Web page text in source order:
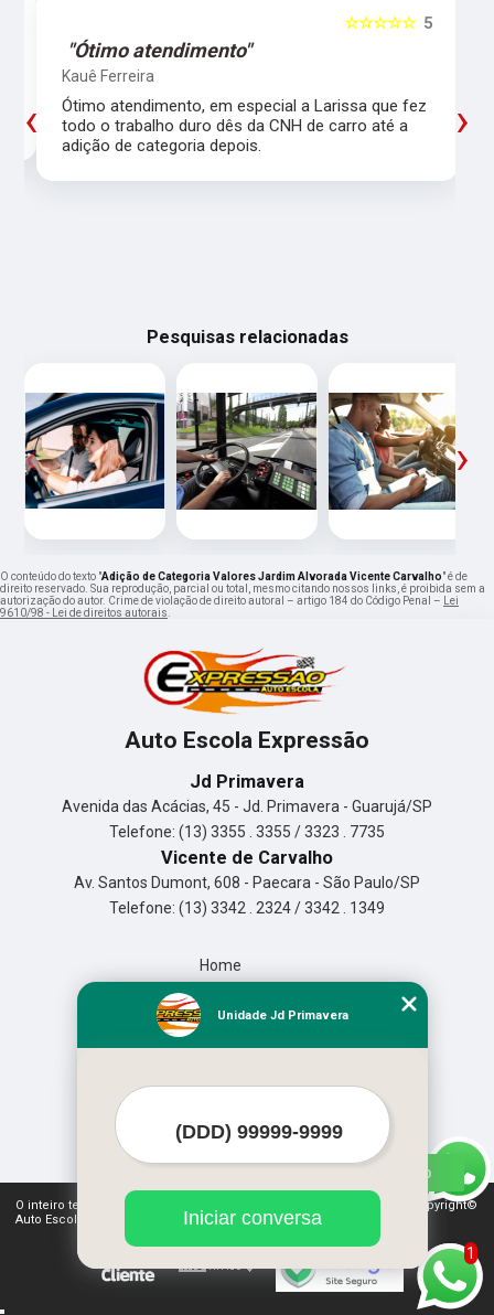
5
☆☆☆☆☆
"Ótimo atendimento"
Kauê Ferreira
Ótimo atendimento, em especial a Larissa que fez
todo o trabalho duro dês da CNH de carro até a
adição de categoria depois.
‹ ›
Pesquisas relacionadas
‹ ›
O conteúdo do texto "Adição de Categoria Valores Jardim Alvorada Vicente Carvalho" é de
direito reservado. Sua reprodução, parcial ou total, mesmo citando nossos links, é proibida sem a
autorização do autor. Crime de violação de direito autoral – artigo 184 do Código Penal – Lei
9610/98 - Lei de direitos autorais.
Auto Escola Expressão
Jd Primavera
Avenida das Acácias, 45 - Jd. Primavera - Guarujá/SP
Telefone: (13) 3355 . 3355 / 3323 . 7735
Vicente de Carvalho
Av. Santos Dumont, 608 - Paecara - São Paulo/SP
Telefone: (13) 3342 . 2324 / 3342 . 1349
Home
Missão
Mapa do site
O inteiro teor deste site está sujeito à proteção de direitos autorais. Copyright©
Auto Escola Expressão (Lei 9610 de 19/02/1998)
1
Unidade Jd Primavera
Iniciar conversa